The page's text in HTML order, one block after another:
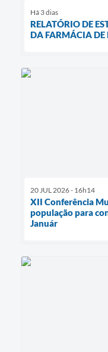
Há 3 dias
RELATÓRIO DE
DA FARMÁCIA DE
20 JUL 2026 - 16h14
XII Conferência
população para
Január